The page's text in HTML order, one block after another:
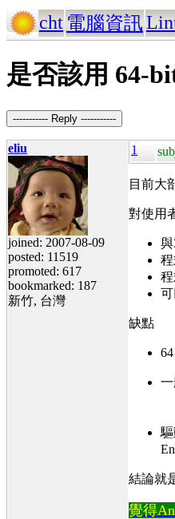
cht 電腦資訊
是否該用 64-
----------- Reply -----------
eliu
joined: 2007-08-09
posted: 11519
promoted: 617
bookmarked: 187
新竹, 台灣
1
目前大
對使用
缺點
結論就
覺得